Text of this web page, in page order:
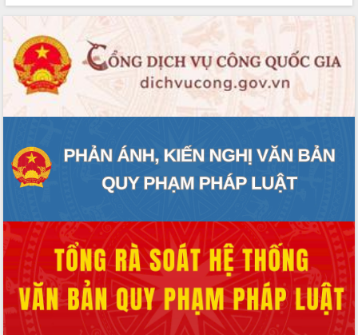
Phó Chủ tịch Thường trực UBND tỉnh
Hồ Thị Nguyên Thảo làm việc tại Trung
tâm Phục vụ hành chính công xã Ea
Phê
Xây dựng nền hành chính số đồng
Giai đoạn 2026-2030, Đắk Lắk phấn
đấu có 77% xã đạt chuẩn nông thôn
mới
nghiệp Đắk Lắk tăng trưởng bứt phá
Triển khai đồng bộ đo đạc, lập hồ sơ
địa chính, hoàn thiện cơ sở dữ liệu đất
đai
Ứng dụng sinh trắc học - Bước tiến
trong hành trình chuyển đổi số tại Đắk
Lắk